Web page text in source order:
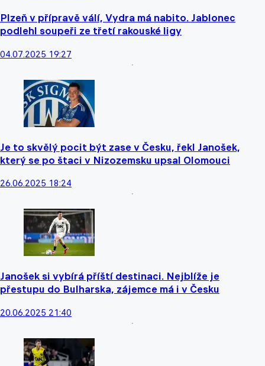
Plzeň v přípravě válí, Vydra má nabito. Jablonec
podlehl soupeři ze třetí rakouské ligy
04.07.2025 19:27
Je to skvělý pocit být zase v Česku, řekl Janošek,
který se po štaci v Nizozemsku upsal Olomouci
26.06.2025 18:24
Janošek si vybírá příští destinaci. Nejblíže je
přestupu do Bulharska, zájemce má i v Česku
20.06.2025 21:40